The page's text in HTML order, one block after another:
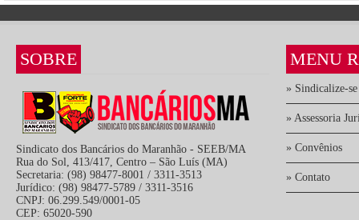
SOBRE
Sindicato dos Bancários do Maranhão - SEEB/MA
Rua do Sol, 413/417, Centro – São Luís (MA)
Secretaria: (98) 98477-8001 / 3311-3513
Jurídico: (98) 98477-5789 / 3311-3516
CNPJ: 06.299.549/0001-05
CEP: 65020-590
MENU
» Sindicalize-se
» Assessoria
» Convênios
» Contato